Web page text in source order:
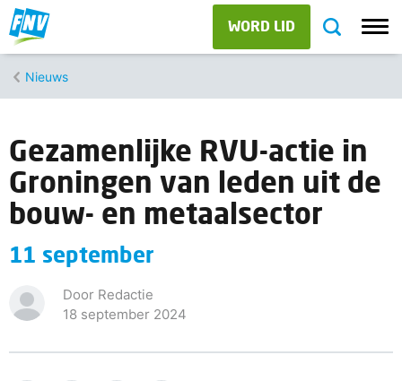
WORD LID
Nieuws
Gezamenlijke RVU-actie in
Groningen van leden uit de
bouw- en metaalsector
11 september
Door Redactie
18 september 2024